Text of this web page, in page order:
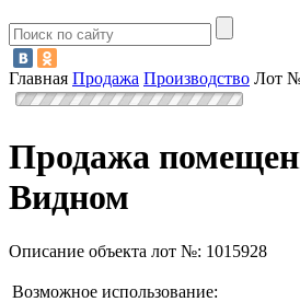
Главная Продажа Производство Лот
Продажа
Видном
Описание объекта лот №: 1015928
Возможное использование: